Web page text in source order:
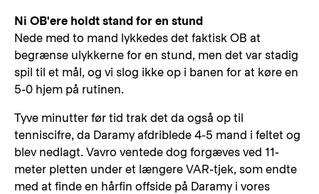
Ni OB'ere holdt stand for en stund
Nede med to mand lykkedes det faktisk OB at
begrænse ulykkerne for en stund, men det var stadig
spil til et mål, og vi slog ikke op i banen for at køre en
5-0 hjem på rutinen.
Tyve minutter før tid trak det da også op til
tenniscifre, da Daramy afdriblede 4-5 mand i feltet og
blev nedlagt. Vavro ventede dog forgæves ved 11-
meter pletten under et længere VAR-tjek, som endte
med at finde en hårfin offside på Daramy i vores